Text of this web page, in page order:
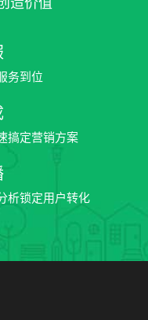
务到位
搞定营销方案
析锁定用户转化